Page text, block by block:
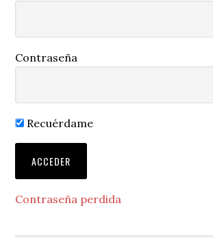
Contraseña
Recuérdame
Contraseña perdida